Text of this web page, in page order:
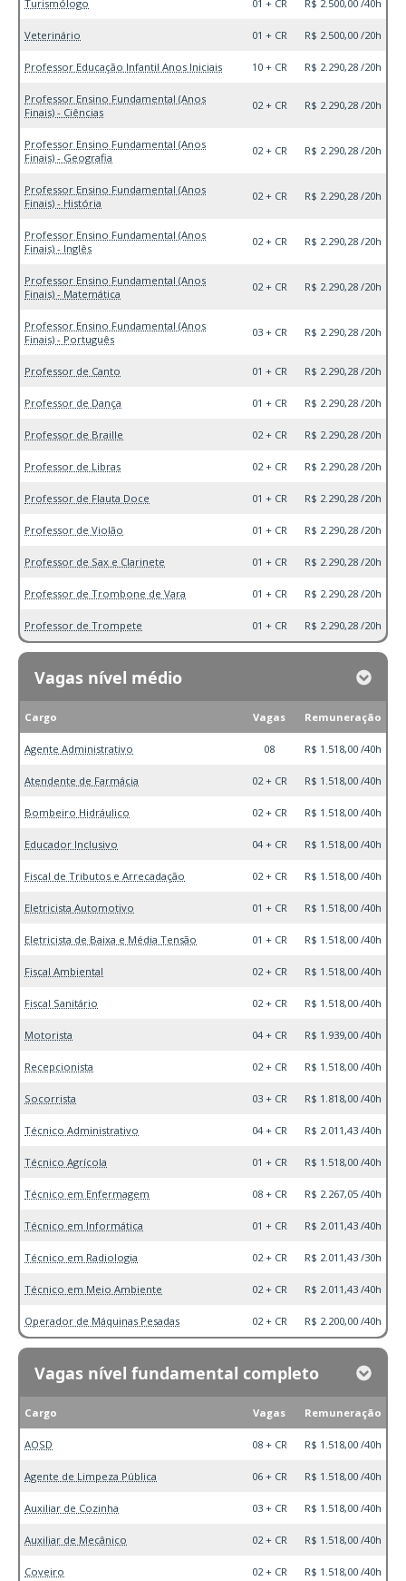
Turismólogo 01 + CR R$ 2.500,00 /40h
Veterinário 01 + CR R$ 2.500,00 /20h
Professor Educação Infantil Anos Iniciais 10 + CR R$ 2.290,28 /20h
Professor Ensino Fundamental (Anos
Finais) - Ciências
02 + CR R$ 2.290,28 /20h
Professor Ensino Fundamental (Anos
Finais) - Geografia
02 + CR R$ 2.290,28 /20h
Professor Ensino Fundamental (Anos
Finais) - História
02 + CR R$ 2.290,28 /20h
Professor Ensino Fundamental (Anos
Finais) - Inglês
02 + CR R$ 2.290,28 /20h
Professor Ensino Fundamental (Anos
Finais) - Matemática
02 + CR R$ 2.290,28 /20h
Professor Ensino Fundamental (Anos
Finais) - Português
03 + CR R$ 2.290,28 /20h
Professor de Canto 01 + CR R$ 2.290,28 /20h
Professor de Dança 01 + CR R$ 2.290,28 /20h
Professor de Braille 02 + CR R$ 2.290,28 /20h
Professor de Libras 02 + CR R$ 2.290,28 /20h
Professor de Flauta Doce 01 + CR R$ 2.290,28 /20h
Professor de Violão 01 + CR R$ 2.290,28 /20h
Professor de Sax e Clarinete 01 + CR R$ 2.290,28 /20h
Professor de Trombone de Vara 01 + CR R$ 2.290,28 /20h
Professor de Trompete 01 + CR R$ 2.290,28 /20h
Vagas nível médio
Cargo Vagas Remuneração
Agente Administrativo 08 R$ 1.518,00 /40h
Atendente de Farmácia 02 + CR R$ 1.518,00 /40h
Bombeiro Hidráulico 02 + CR R$ 1.518,00 /40h
Educador Inclusivo 04 + CR R$ 1.518,00 /40h
Fiscal de Tributos e Arrecadação 02 + CR R$ 1.518,00 /40h
Eletricista Automotivo 01 + CR R$ 1.518,00 /40h
Eletricista de Baixa e Média Tensão 01 + CR R$ 1.518,00 /40h
Fiscal Ambiental 02 + CR R$ 1.518,00 /40h
Fiscal Sanitário 02 + CR R$ 1.518,00 /40h
Motorista 04 + CR R$ 1.939,00 /40h
Recepcionista 02 + CR R$ 1.518,00 /40h
Socorrista 03 + CR R$ 1.818,00 /40h
Técnico Administrativo 04 + CR R$ 2.011,43 /40h
Técnico Agrícola 01 + CR R$ 1.518,00 /40h
Técnico em Enfermagem 08 + CR R$ 2.267,05 /40h
Técnico em Informática 01 + CR R$ 2.011,43 /40h
Técnico em Radiologia 02 + CR R$ 2.011,43 /30h
Técnico em Meio Ambiente 02 + CR R$ 2.011,43 /40h
Operador de Máquinas Pesadas 02 + CR R$ 2.200,00 /40h
Vagas nível fundamental completo
Cargo Vagas Remuneração
AOSD 08 + CR R$ 1.518,00 /40h
Agente de Limpeza Pública 06 + CR R$ 1.518,00 /40h
Auxiliar de Cozinha 03 + CR R$ 1.518,00 /40h
Auxiliar de Mecânico 02 + CR R$ 1.518,00 /40h
Coveiro 02 + CR R$ 1.518,00 /40h